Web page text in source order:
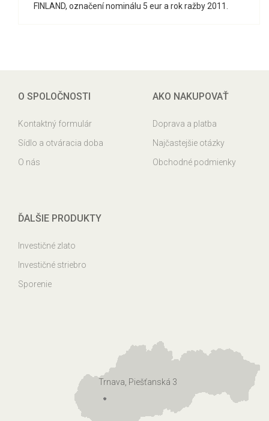
FINLAND, označení nominálu 5 eur a rok ražby 2011.
O SPOLOČNOSTI
Kontaktný formulár
Sídlo a otváracia doba
O nás
AKO NAKUPOVAŤ
Doprava a platba
Najčastejšie otázky
Obchodné podmienky
ĎALŠIE PRODUKTY
Investičné zlato
Investičné striebro
Sporenie
Trnava, Piešťanská 3